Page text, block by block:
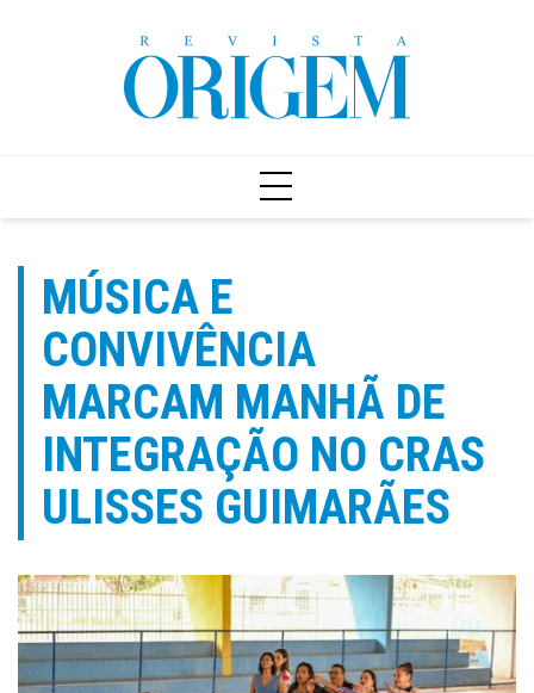
MÚSICA E
CONVIVÊNCIA
MARCAM MANHÃ DE
INTEGRAÇÃO NO CRAS
ULISSES GUIMARÃES